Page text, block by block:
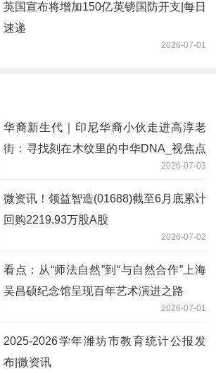
英国宣布将增加150亿英镑国防开支|每日
速递
2026-07-01
华裔新生代｜印尼华裔小伙走进高淳老
街：寻找刻在木纹里的中华DNA_视焦点
2026-07-03
微资讯！领益智造(01688)截至6月底累计
回购2219.93万股A股
2026-07-02
看点：从“师法自然”到“与自然合作”上海
吴昌硕纪念馆呈现百年艺术演进之路
2026-07-01
2025-2026学年潍坊市教育统计公报发
布|微资讯